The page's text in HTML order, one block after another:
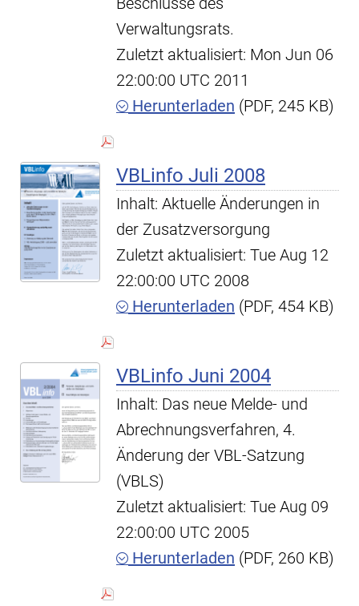
Verwaltungsrats.
Zuletzt aktualisiert: Mon Jun 06
22:00:00 UTC 2011
Herunterladen (PDF, 245 KB)
VBLinfo Juli 2008
Inhalt: Aktuelle Änderungen in
der Zusatzversorgung
Zuletzt aktualisiert: Tue Aug 12
22:00:00 UTC 2008
Herunterladen (PDF, 454 KB)
VBLinfo Juni 2004
Inhalt: Das neue Melde- und
Abrechnungsverfahren, 4.
Änderung der VBL-Satzung
(VBLS)
Zuletzt aktualisiert: Tue Aug 09
22:00:00 UTC 2005
Herunterladen (PDF, 260 KB)